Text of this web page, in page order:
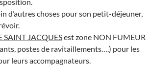
d’autres choses pour son petit-déjeuner,
SAINT JACQUESest zone NON FUMEUR
postes de ravitaillements….) pour les
leurs accompagnateurs.